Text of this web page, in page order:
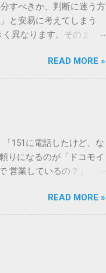
すべきか、判断に迷う方
と安易に考えてしまう
異なります。そのまま
底解説します。 墨汁を
そして水です。これらは
します。 1. 環境への深
微粒子を完全に分解・
態系へ悪影響を及ぼすリ
こします。特に築年数が
。 3. 頑固なシミと汚れ
れない黒ずみとなりま
液体として流さない」
新聞紙や古布に吸わせて
備するもの： 古新聞、
READ MORE »
151に電話したけど、な
りになるのが「ドコモイ
営業しているの？」「
対処法をわかりやすく解
ションセンター「151」
営業時間 」を気にす
すね。 この時間内であ
きます。ただし、ドコ
READ MORE »